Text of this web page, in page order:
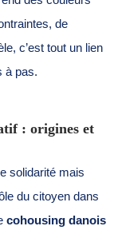
de
c’est tout un lien
à pas.
: origines et
solidarité mais
du citoyen dans
cohousing danois